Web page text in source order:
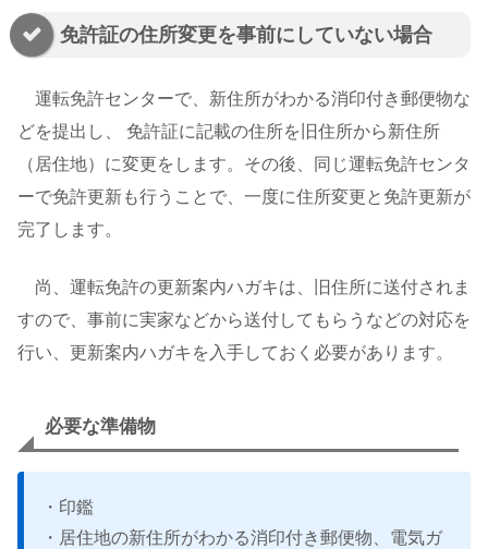
免許証の住所変更を事前にしていない場合
運転免許センターで、新住所がわかる消印付き郵便物な
どを提出し、 免許証に記載の住所を旧住所から新住所
（居住地）に変更をします。その後、同じ運転免許センタ
ーで免許更新も行うことで、一度に住所変更と免許更新が
完了します。
尚、運転免許の更新案内ハガキは、旧住所に送付されま
すので、事前に実家などから送付してもらうなどの対応を
行い、更新案内ハガキを入手しておく必要があります。
必要な準備物
・印鑑
・居住地の新住所がわかる消印付き郵便物、電気ガ